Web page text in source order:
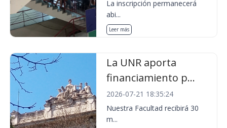
La inscripción permanecerá
abi...
Leer más
La UNR aporta
financiamiento p...
2026-07-21 18:35:24
Nuestra Facultad recibirá 30
m...